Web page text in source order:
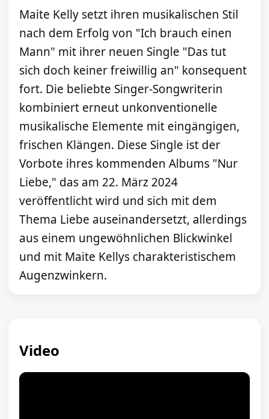
Maite Kelly setzt ihren musikalischen Stil
nach dem Erfolg von "Ich brauch einen
Mann" mit ihrer neuen Single "Das tut
sich doch keiner freiwillig an" konsequent
fort. Die beliebte Singer-Songwriterin
kombiniert erneut unkonventionelle
musikalische Elemente mit eingängigen,
frischen Klängen. Diese Single ist der
Vorbote ihres kommenden Albums "Nur
Liebe," das am 22. März 2024
veröffentlicht wird und sich mit dem
Thema Liebe auseinandersetzt, allerdings
aus einem ungewöhnlichen Blickwinkel
und mit Maite Kellys charakteristischem
Augenzwinkern.
Video